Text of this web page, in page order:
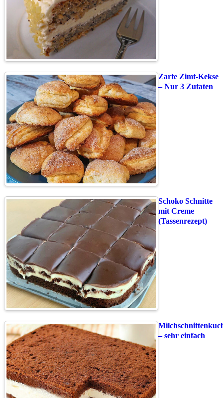
Zarte Zimt-Kekse
– Nur 3 Zutaten
Schoko Schnitte
mit Creme
(Tassenrezept)
– sehr einfach